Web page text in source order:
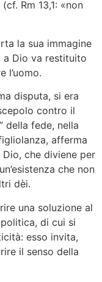
Rm 13,1: «non
la sua immagine
a Dio va restituito
l’uomo.
disputa, si era
contro il
della fede, nella
afferma
Dio, che diviene per
che non
dèi.
una soluzione al
di cui si
esso invita,
il senso della